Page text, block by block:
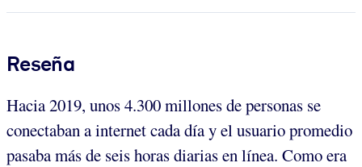
Reseña
Hacia 2019, unos 4.300 millones de personas se
conectaban a internet cada día y el usuario promedio
pasaba más de seis horas diarias en línea. Como era